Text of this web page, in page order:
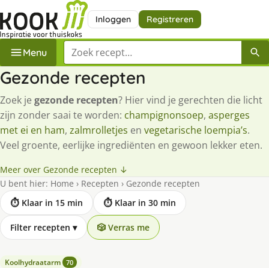
Inloggen Registreren
Menu Zoek een recept
Gezonde recepten
Zoek je gezonde recepten? Hier vind je gerechten die licht
zijn zonder saai te worden: champignonsoep, asperges
met ei en ham, zalmrolletjes en vegetarische loempia’s.
Veel groente, eerlijke ingrediënten en gewoon lekker eten.
Meer over Gezonde recepten ↓
U bent hier: Home › Recepten › Gezonde recepten
⏱ Klaar in 15 min
⏱ Klaar in 30 min
Filter recepten ▾ 🎲 Verras me
Koolhydraatarm 70